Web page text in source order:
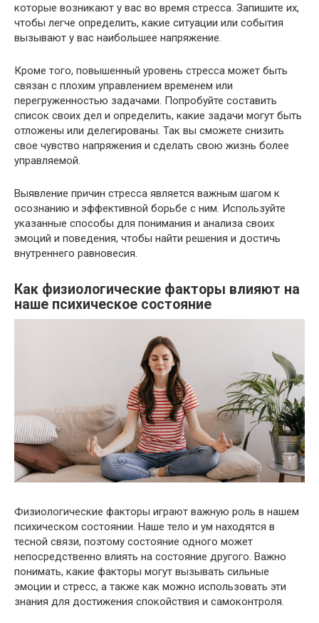
которые возникают у вас во время стресса. Запишите их,
чтобы легче определить, какие ситуации или события
вызывают у вас наибольшее напряжение.
Кроме того, повышенный уровень стресса может быть
связан с плохим управлением временем или
перегруженностью задачами. Попробуйте составить
список своих дел и определить, какие задачи могут быть
отложены или делегированы. Так вы сможете снизить
свое чувство напряжения и сделать свою жизнь более
управляемой.
Выявление причин стресса является важным шагом к
осознанию и эффективной борьбе с ним. Используйте
указанные способы для понимания и анализа своих
эмоций и поведения, чтобы найти решения и достичь
внутреннего равновесия.
Как физиологические факторы влияют на
наше психическое состояние
Физиологические факторы играют важную роль в нашем
психическом состоянии. Наше тело и ум находятся в
тесной связи, поэтому состояние одного может
непосредственно влиять на состояние другого. Важно
понимать, какие факторы могут вызывать сильные
эмоции и стресс, а также как можно использовать эти
знания для достижения спокойствия и самоконтроля.